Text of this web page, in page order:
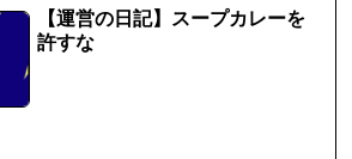
【運営の日記】スープカレーを
許すな